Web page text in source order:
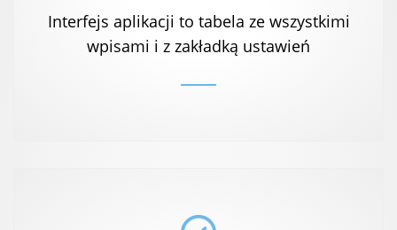
Interfejs aplikacji to tabela ze wszystkimi
wpisami i z zakładką ustawień